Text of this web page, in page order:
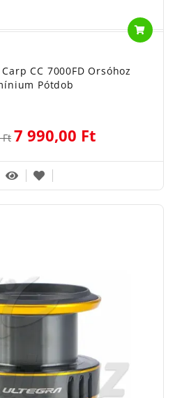
CC 7000FD Orsóhoz
Pótdob
Ft 7 990,00 Ft